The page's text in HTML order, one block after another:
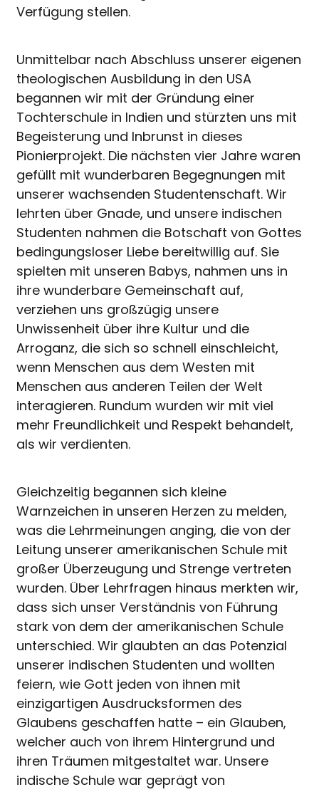
Verfügung stellen.
Unmittelbar nach Abschluss unserer eigenen
theologischen Ausbildung in den USA
begannen wir mit der Gründung einer
Tochterschule in Indien und stürzten uns mit
Begeisterung und Inbrunst in dieses
Pionierprojekt. Die nächsten vier Jahre waren
gefüllt mit wunderbaren Begegnungen mit
unserer wachsenden Studentenschaft. Wir
lehrten über Gnade, und unsere indischen
Studenten nahmen die Botschaft von Gottes
bedingungsloser Liebe bereitwillig auf. Sie
spielten mit unseren Babys, nahmen uns in
ihre wunderbare Gemeinschaft auf,
verziehen uns großzügig unsere
Unwissenheit über ihre Kultur und die
Arroganz, die sich so schnell einschleicht,
wenn Menschen aus dem Westen mit
Menschen aus anderen Teilen der Welt
interagieren. Rundum wurden wir mit viel
mehr Freundlichkeit und Respekt behandelt,
als wir verdienten.
Gleichzeitig begannen sich kleine
Warnzeichen in unseren Herzen zu melden,
was die Lehrmeinungen anging, die von der
Leitung unserer amerikanischen Schule mit
großer Überzeugung und Strenge vertreten
wurden. Über Lehrfragen hinaus merkten wir,
dass sich unser Verständnis von Führung
stark von dem der amerikanischen Schule
unterschied. Wir glaubten an das Potenzial
unserer indischen Studenten und wollten
feiern, wie Gott jeden von ihnen mit
einzigartigen Ausdrucksformen des
Glaubens geschaffen hatte – ein Glauben,
welcher auch von ihrem Hintergrund und
ihren Träumen mitgestaltet war. Unsere
indische Schule war geprägt von